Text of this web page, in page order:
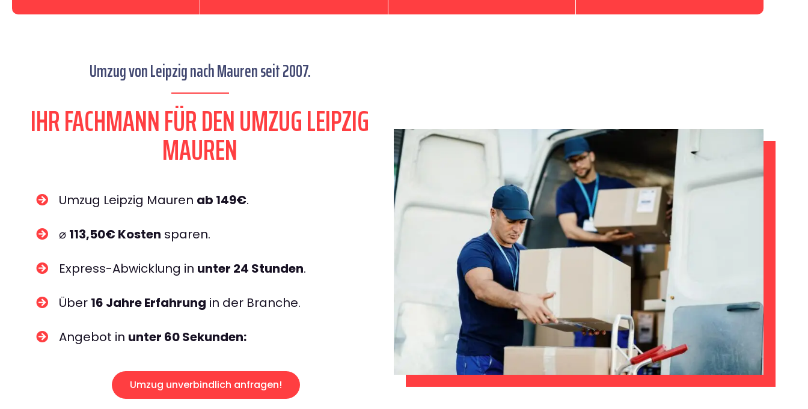
Umzug von Leipzig nach Mauren seit 2007.
IHR FACHMANN FÜR DEN UMZUG LEIPZIG
MAUREN
Umzug Leipzig Mauren ab 149€.
⌀ 113,50€ Kosten sparen.
Express-Abwicklung in unter 24 Stunden.
Über 16 Jahre Erfahrung in der Branche.
Angebot in unter 60 Sekunden:
Umzug unverbindlich anfragen!